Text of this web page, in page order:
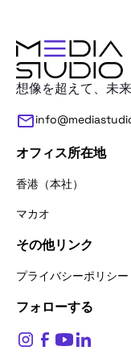
想像を超えて、未来
オフィス所在地
香港（本社）
マカオ
その他リンク
プライバシーポリシー
フォローする
$0
お問い合わ
お名前をお
お名前*